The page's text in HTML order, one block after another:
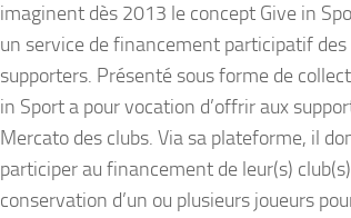
imaginent dès 2013 le concept Give in
un service de financement participatif
supporters. Présenté sous forme de
in Sport a pour vocation d’offrir aux
Mercato des clubs. Via sa plateforme, il
participer au financement de leur(s)
conservation d’un ou plusieurs joueurs